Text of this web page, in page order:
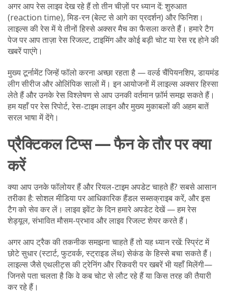
अगर आप रेस लाइव देख रहे हैं तो तीन चीज़ों पर ध्यान दें: शुरुआत
(reaction time), मिड-रन (बेल्ट से आगे का प्रदर्शन) और फिनिश।
लाइल्स की रेस में ये तीनों हिस्से अक्सर मैच का फैसला करते हैं। हमारे टैग
पेज पर आप ताज़ा रेस रिजल्ट, टाइमिंग और कोई बड़ी चोट या रेस रद्द होने की
खबरें पाएंगे।
मुख्य टूर्नामेंट जिन्हें फॉलो करना अच्छा रहता है — वर्ल्ड चैंपियनशिप, डायमंड
लीग सीरीज और ओलिंपिक सालों में। इन आयोजनों में लाइल्स अक्सर हिस्सा
लेते हैं और उनके रेस विश्लेषण से आप उनकी वर्तमान फ़ॉर्म समझ सकते हैं।
हम यहाँ पर रेस रिपोर्ट, रेस-टाइम लाइन और मुख्य मुकाबलों की अहम बातें
सरल भाषा में देंगे।
प्रैक्टिकल टिप्स — फैन के तौर पर क्या
करें
क्या आप उनके फॉलोयर हैं और रियल-टाइम अपडेट चाहते हैं? सबसे आसान
तरीका है: सोशल मीडिया पर आधिकारिक हैंडल सब्सक्राइब करें, और इस
टैग को सेव कर लें। लाइव इवेंट के दिन हमारे अपडेट देखें — हम रेस
शेड्यूल, संभावित मौसम-प्रभाव और लाइव रिजल्ट शेयर करते हैं।
अगर आप ट्रैक की तकनीक समझना चाहते हैं तो यह ध्यान रखें: स्प्रिंट में
छोटे सुधार (स्टार्ट, फुटवर्क, स्ट्राइड लेंथ) सेकंड के हिस्से बचा सकते हैं।
लाइल्स जैसे एथलीट्स की ट्रेनिंग और रिकवरी पर खबरें भी यहाँ मिलेंगी—
जिनसे पता चलता है कि वे कब चोट से लौट रहे हैं या किस तरह की तैयारी
कर रहे हैं।